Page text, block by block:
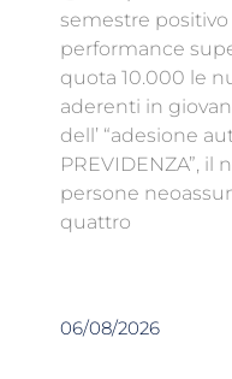
semestre
performance
quota 10.000 le
aderenti in
dell’ “adesione
PREVIDENZA”, il
persone
quattro
06/08/2026